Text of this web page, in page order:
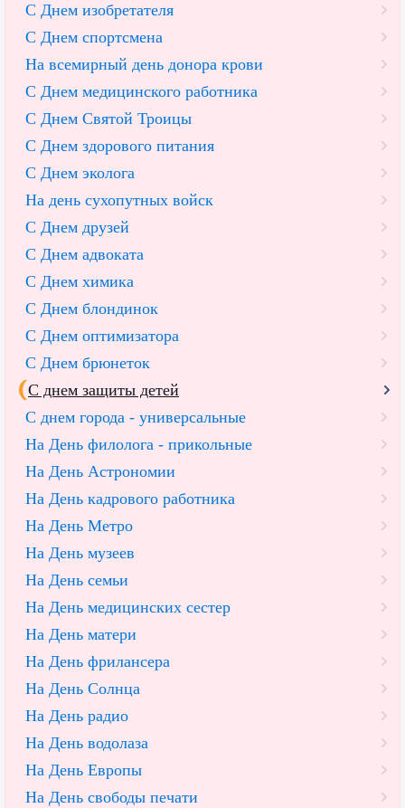
С Днем изобретателя
С Днем спортсмена
На всемирный день донора крови
С Днем медицинского работника
С Днем Святой Троицы
С Днем здорового питания
С Днем эколога
На день сухопутных войск
С Днем друзей
С Днем адвоката
С Днем химика
С Днем блондинок
С Днем оптимизатора
С Днем брюнеток
С днем защиты детей
С днем города - универсальные
На День филолога - прикольные
На День Астрономии
На День кадрового работника
На День Метро
На День музеев
На День семьи
На День медицинских сестер
На День матери
На День фрилансера
На День Солнца
На День радио
На День водолаза
На День Европы
На День свободы печати